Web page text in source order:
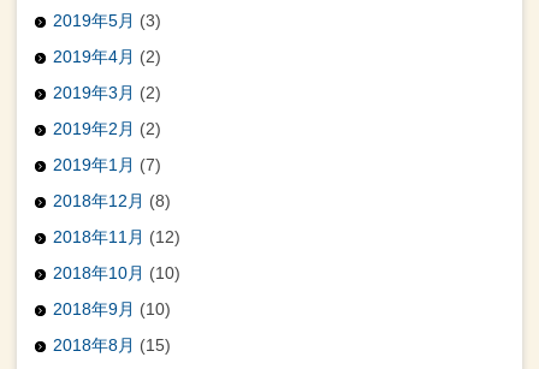
2019年5月 (3)
2019年4月 (2)
2019年3月 (2)
2019年2月 (2)
2019年1月 (7)
2018年12月 (8)
2018年11月 (12)
2018年10月 (10)
2018年9月 (10)
2018年8月 (15)